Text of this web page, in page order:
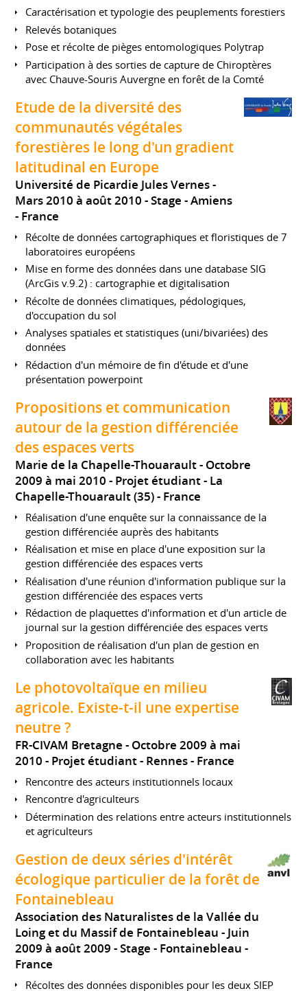
Caractérisation et typologie des peuplements forestiers
Relevés botaniques
Pose et récolte de pièges entomologiques Polytrap
Participation à des sorties de capture de Chiroptères
avec Chauve-Souris Auvergne en forêt de la Comté
Etude de la diversité des
communautés végétales
forestières le long d'un gradient
latitudinal en Europe
Université de Picardie Jules Vernes
Mars 2010 à août 2010 Stage
Amiens
France
Récolte de données cartographiques et floristiques de 7
laboratoires européens
Mise en forme des données dans une database SIG
(ArcGis v.9.2) : cartographie et digitalisation
Récolte de données climatiques, pédologiques,
d'occupation du sol
Analyses spatiales et statistiques (uni/bivariées) des
données
Rédaction d'un mémoire de fin d'étude et d'une
présentation powerpoint
Propositions et communication
autour de la gestion différenciée
des espaces verts
Marie de la Chapelle-Thouarault
Octobre
2009 à mai 2010 Projet étudiant
La
Chapelle-Thouarault (35)
France
Réalisation d'une enquête sur la connaissance de la
gestion différenciée auprès des habitants
Réalisation et mise en place d'une exposition sur la
gestion différenciée des espaces verts
Réalisation d'une réunion d'information publique sur la
gestion différenciée des espaces verts
Rédaction de plaquettes d'information et d'un article de
journal sur la gestion différenciée des espaces verts
Proposition de réalisation d'un plan de gestion en
collaboration avec les habitants
Le photovoltaïque en milieu
agricole. Existe-t-il une expertise
neutre ?
FR-CIVAM Bretagne
Octobre 2009 à mai
2010 Projet étudiant Rennes France
Rencontre des acteurs institutionnels locaux
Rencontre d'agriculteurs
Détermination des relations entre acteurs institutionnels
et agriculteurs
Gestion de deux séries d'intérêt
écologique particulier de la forêt de
Fontainebleau
Association des Naturalistes de la Vallée du
Loing et du Massif de Fontainebleau
Juin
2009 à août 2009 Stage
Fontainebleau
France
Récoltes des données disponibles pour les deux SIEP